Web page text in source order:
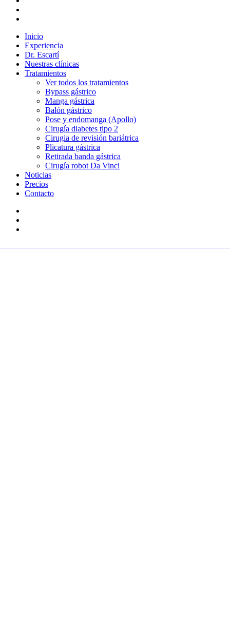
Close
Menu
Inicio
Experiencia
Dr. Escartí
Nuestras clínicas
Tratamientos
Ver todos los tratamientos
Bypass gástrico
Manga gástrica
Balón gástrico
Pose y endomanga (Apollo)
Cirugía diabetes tipo 2
Cirugia de revisión bariátrica
Plicatura gástrica
Retirada banda gástrica
Cirugía robot Da Vinci
Noticias
Precios
Contacto